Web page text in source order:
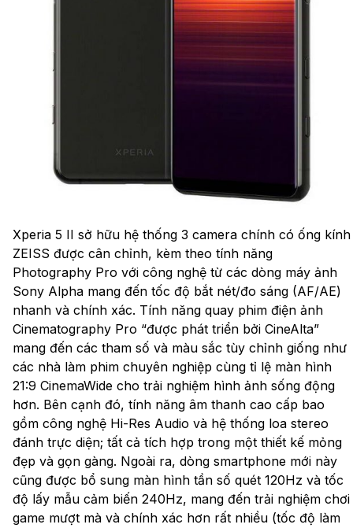
Xperia 5 II sở hữu hệ thống 3 camera chính có ống kính
ZEISS được cân chỉnh, kèm theo tính năng
Photography Pro với công nghệ từ các dòng máy ảnh
Sony Alpha mang đến tốc độ bắt nét/đo sáng (AF/AE)
nhanh và chính xác. Tính năng quay phim điện ảnh
Cinematography Pro “được phát triển bởi CineAlta”
mang đến các tham số và màu sắc tùy chỉnh giống như
các nhà làm phim chuyên nghiệp cùng tỉ lệ màn hình
21:9 CinemaWide cho trải nghiệm hình ảnh sống động
hơn. Bên cạnh đó, tính năng âm thanh cao cấp bao
gồm công nghệ Hi-Res Audio và hệ thống loa stereo
đánh trực diện; tất cả tích hợp trong một thiết kế mỏng
đẹp và gọn gàng. Ngoài ra, dòng smartphone mới này
cũng được bổ sung màn hình tần số quét 120Hz và tốc
độ lấy mẫu cảm biến 240Hz, mang đến trải nghiệm chơi
game mượt mà và chính xác hơn rất nhiều (tốc độ làm